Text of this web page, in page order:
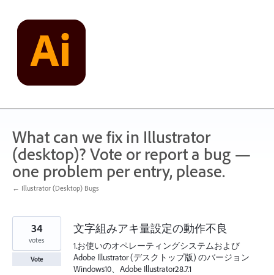
content
What can we fix in Illustrator
(desktop)? Vote or report a bug —
one problem per entry, please.
← Illustrator (Desktop) Bugs
文字組みアキ量設定の動作不良
1.お使いのオペレーティングシステムおよび
Adobe Illustrator (デスクトップ版) のバージョン
Windows10、Adobe Illustrator28.7.1
34
votes
Vote